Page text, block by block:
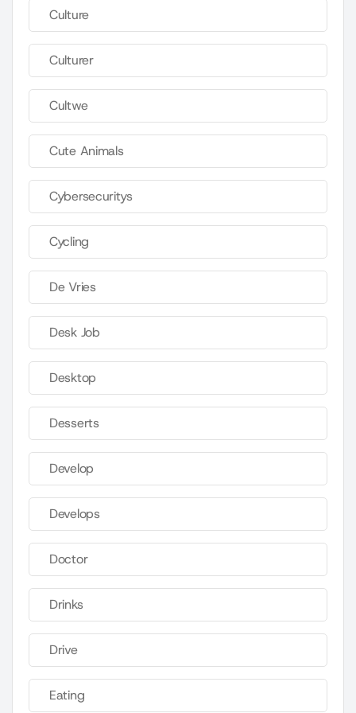
Culture
Culturer
Cultwe
Cute Animals
Cybersecuritys
Cycling
De Vries
Desk Job
Desktop
Desserts
Develop
Develops
Doctor
Drinks
Drive
Eating